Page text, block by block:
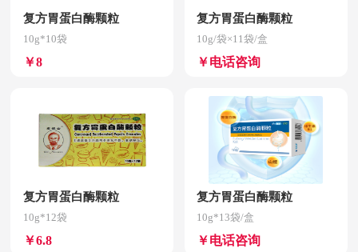
复方胃蛋白酶颗粒
10g*10袋
￥8
复方胃蛋白酶颗粒
10g/袋×11袋/盒
￥电话咨询
复方胃蛋白酶颗粒
10g*12袋
￥6.8
复方胃蛋白酶颗粒
10g*13袋/盒
￥电话咨询